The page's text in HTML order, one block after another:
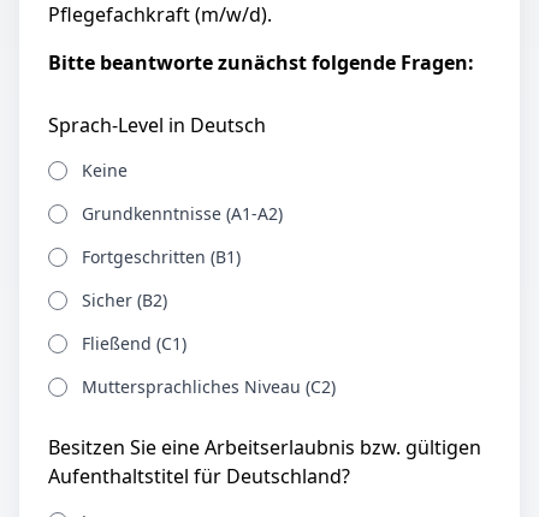
Pflegefachkraft (m/w/d).
Bitte beantworte zunächst folgende Fragen:
Sprach-Level in Deutsch
Keine
Grundkenntnisse (A1-A2)
Fortgeschritten (B1)
Sicher (B2)
Fließend (C1)
Muttersprachliches Niveau (C2)
Besitzen Sie eine Arbeitserlaubnis bzw. gültigen
Aufenthaltstitel für Deutschland?